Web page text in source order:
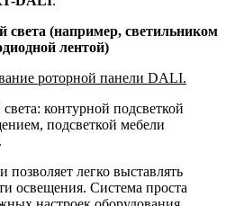
света (например, светильником
лентой)
роторной панели DALI.
контурной подсветкой
подсветкой мебели
легко выставлять
освещения. Система проста